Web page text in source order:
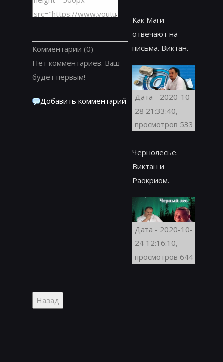
Комментарии (0)
Нет комментариев. Ваш
будет первым!
Добавить комментарий
Как Маги
отвечают на
письма. Виктан.
Дата - 2020-10-
28 21:33:40,
просмотров 533
Чернолесье.
Виктан и
Раокриом.
Дата - 2020-10-
24 12:16:10,
просмотров 644